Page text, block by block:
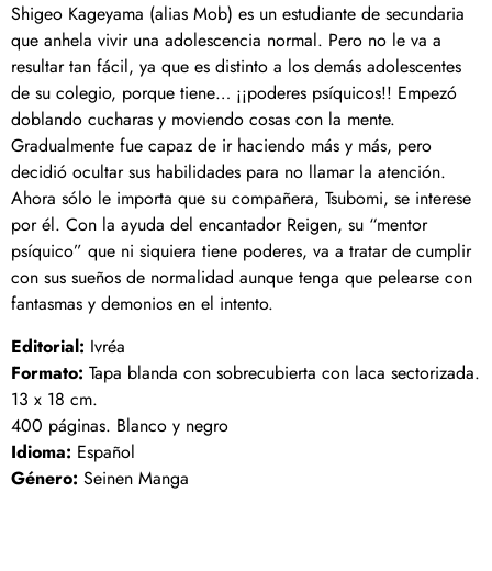
Shigeo Kageyama (alias Mob) es un estudiante de secundaria
que anhela vivir una adolescencia normal. Pero no le va a
resultar tan fácil, ya que es distinto a los demás adolescentes
de su colegio, porque tiene… ¡¡poderes psíquicos!! Empezó
doblando cucharas y moviendo cosas con la mente.
Gradualmente fue capaz de ir haciendo más y más, pero
decidió ocultar sus habilidades para no llamar la atención.
Ahora sólo le importa que su compañera, Tsubomi, se interese
por él. Con la ayuda del encantador Reigen, su “mentor
psíquico” que ni siquiera tiene poderes, va a tratar de cumplir
con sus sueños de normalidad aunque tenga que pelearse con
fantasmas y demonios en el intento.
Editorial: Ivréa
Formato: Tapa blanda con sobrecubierta con laca sectorizada.
13 x 18 cm.
400 páginas. Blanco y negro
Idioma: Español
Género: Seinen Manga